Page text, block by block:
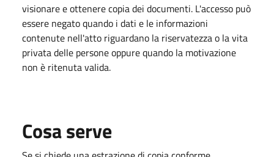
visionare e ottenere copia dei documenti. L'accesso può
essere negato quando i dati e le informazioni
contenute nell'atto riguardano la riservatezza o la vita
privata delle persone oppure quando la motivazione
non è ritenuta valida.
Cosa serve